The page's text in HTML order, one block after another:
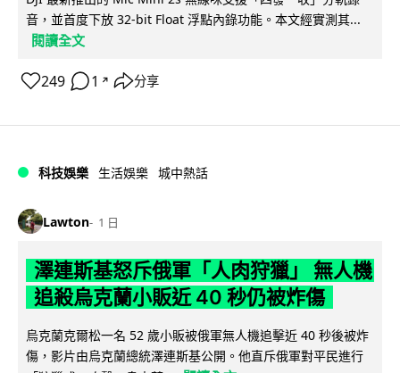
音，並首度下放 32-bit Float 浮點內錄功能。本文經實測其...
閱讀全文
249 1 ↗ 分享
科技娛樂 生活娛樂 城中熱話
Lawton 1 日
澤連斯基怒斥俄軍「人肉狩獵」 無人機
追殺烏克蘭小販近 40 秒仍被炸傷
烏克蘭克爾松一名 52 歲小販被俄軍無人機追擊近 40 秒後被炸
傷，影片由烏克蘭總統澤連斯基公開。他直斥俄軍對平民進行